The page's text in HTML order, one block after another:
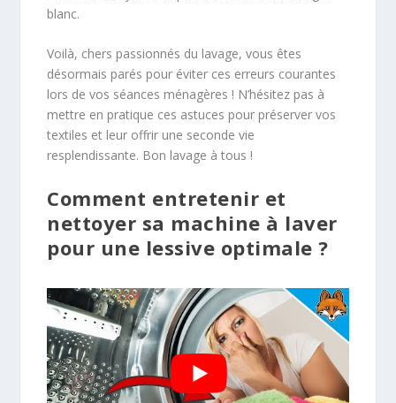
blanc.
Voilà, chers passionnés du lavage, vous êtes
désormais parés pour éviter ces erreurs courantes
lors de vos séances ménagères ! N’hésitez pas à
mettre en pratique ces astuces pour préserver vos
textiles et leur offrir une seconde vie
resplendissante. Bon lavage à tous !
Comment entretenir et
nettoyer sa machine à laver
pour une lessive optimale ?